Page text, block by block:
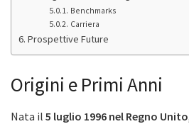
Benchmarks
Carriera
Prospettive Future
Origini e Primi Anni
Nata il 5 luglio 1996 nel Regno Unito